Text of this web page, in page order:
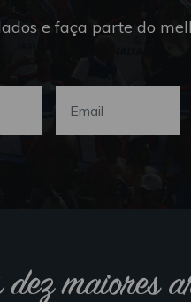
e faça parte do
dez maiores